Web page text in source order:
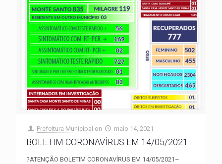
Prefeitura Municipal on maio 14, 2021
BOLETIM CORONAVÍRUS EM 14/05/2021
?ATENÇÃO BOLETIM CORONAVÍRUS EM 14/05/2021–